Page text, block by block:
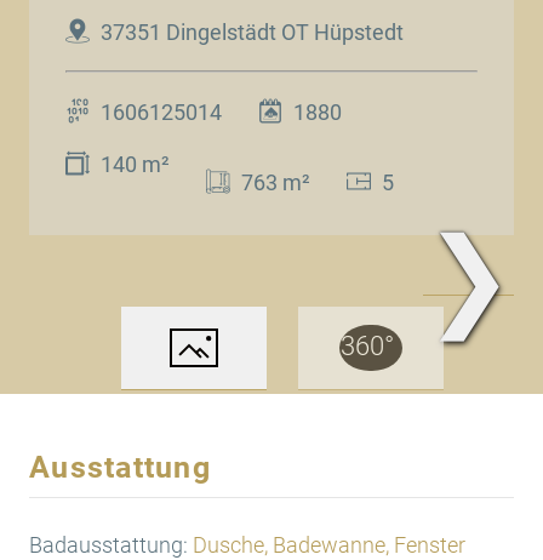
37351 Dingelstädt OT Hüpstedt
1606125014 1880
140 m²
763 m² 5
❯
Ausstattung
Badausstattung: Dusche, Badewanne, Fenster